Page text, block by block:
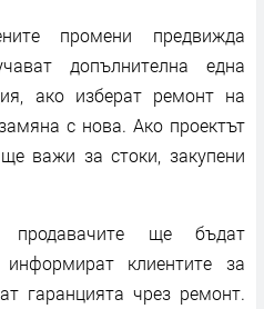
промени предвижда
допълнителна една
ако изберат ремонт на
с нова. Ако проектът
важи за стоки, закупени
продавачите ще бъдат
клиентите за
гаранцията чрез ремонт.